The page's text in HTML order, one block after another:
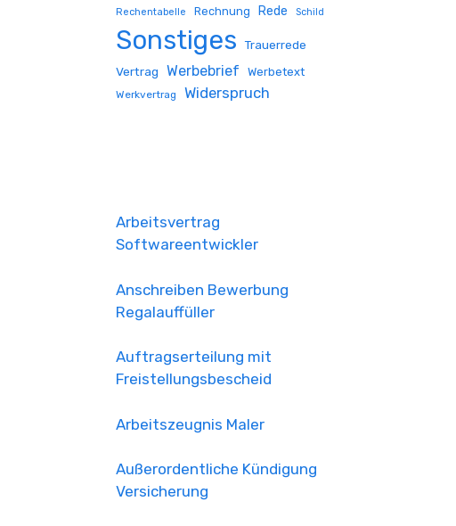
Rechentabelle Rechnung Rede Schild
Sonstiges
Trauerrede
Vertrag
Werbebrief Werbetext
Werkvertrag Widerspruch
Arbeitsvertrag
Softwareentwickler
Anschreiben Bewerbung
Regalauffüller
Auftragserteilung mit
Freistellungsbescheid
Arbeitszeugnis Maler
Außerordentliche Kündigung
Versicherung